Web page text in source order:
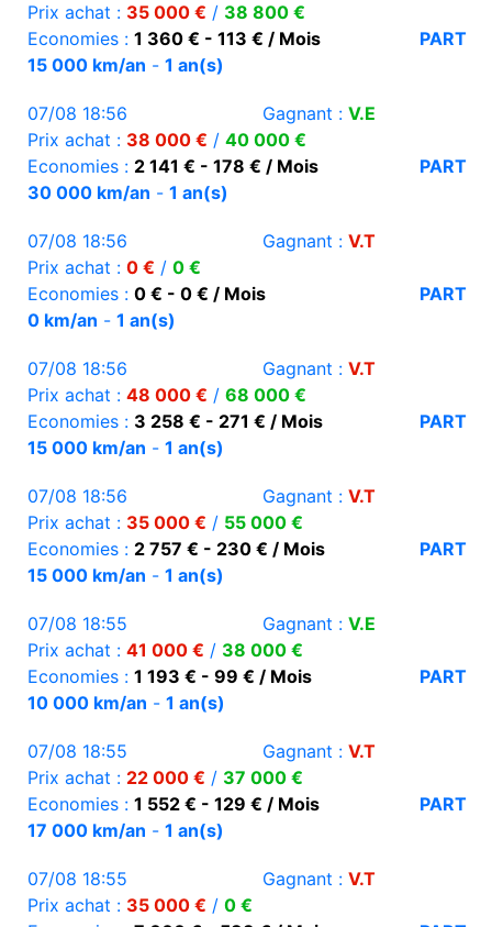
Prix achat : 35 000 € / 38 800 €
Economies : 1 360 € - 113 € / Mois
PART
15 000 km/an - 1 an(s)
07/08 18:56 Gagnant : V.E
Prix achat : 38 000 € / 40 000 €
Economies : 2 141 € - 178 € / Mois
PART
30 000 km/an - 1 an(s)
07/08 18:56 Gagnant : V.T
Prix achat : 0 € / 0 €
Economies : 0 € - 0 € / Mois
PART
0 km/an - 1 an(s)
07/08 18:56 Gagnant : V.T
Prix achat : 48 000 € / 68 000 €
Economies : 3 258 € - 271 € / Mois
PART
15 000 km/an - 1 an(s)
07/08 18:56 Gagnant : V.T
Prix achat : 35 000 € / 55 000 €
Economies : 2 757 € - 230 € / Mois
PART
15 000 km/an - 1 an(s)
07/08 18:55 Gagnant : V.E
Prix achat : 41 000 € / 38 000 €
Economies : 1 193 € - 99 € / Mois
PART
10 000 km/an - 1 an(s)
07/08 18:55 Gagnant : V.T
Prix achat : 22 000 € / 37 000 €
Economies : 1 552 € - 129 € / Mois
PART
17 000 km/an - 1 an(s)
07/08 18:55 Gagnant : V.T
Prix achat : 35 000 € / 0 €